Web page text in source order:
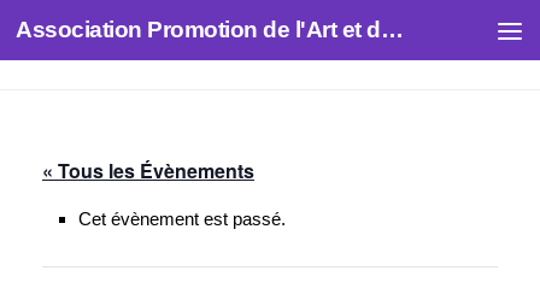
Skip to content Association Promotion de l'Art et des Artistes
« Tous les Évènements
Cet évènement est passé.